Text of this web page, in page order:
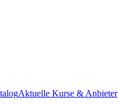
Aktuelle Kurse & Anbieter